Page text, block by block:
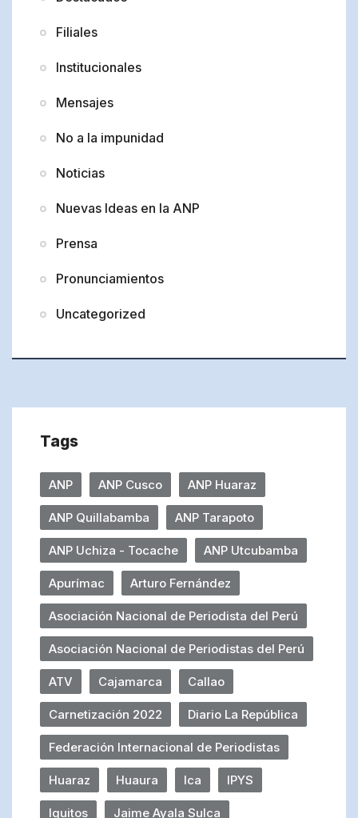
Filiales
Institucionales
Mensajes
No a la impunidad
Noticias
Nuevas Ideas en la ANP
Prensa
Pronunciamientos
Uncategorized
Tags
ANP ANP Cusco ANP Huaraz
ANP Quillabamba ANP Tarapoto
ANP Uchiza - Tocache ANP Utcubamba
Apurímac Arturo Fernández
Asociación Nacional de Periodista del Perú
Asociación Nacional de Periodistas del Perú
ATV Cajamarca Callao
Carnetización 2022 Diario La República
Federación Internacional de Periodistas
Huaraz Huaura Ica IPYS
Iquitos Jaime Ayala Sulca